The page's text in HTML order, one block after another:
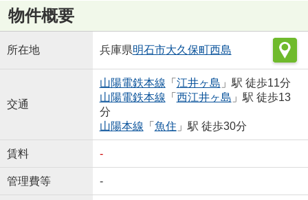
物件概要
所在地 兵庫県明石市大久保町西島
交通
山陽電鉄本線 「 江井ヶ島 」駅 徒歩11分
山陽電鉄本線 「 西江井ヶ島 」駅 徒歩13
分
山陽本線 「 魚住 」駅 徒歩30分
賃料 -
管理費等 -